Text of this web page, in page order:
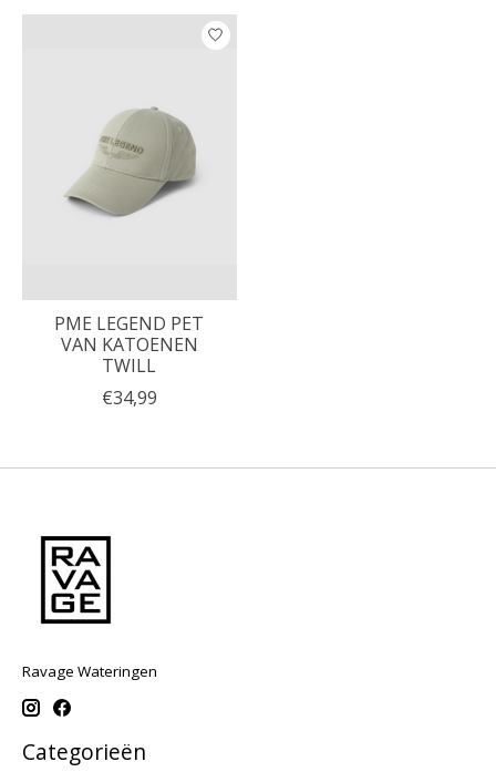
PME LEGEND PET
VAN KATOENEN
TWILL
€34,99
Ravage Wateringen
Categorieën